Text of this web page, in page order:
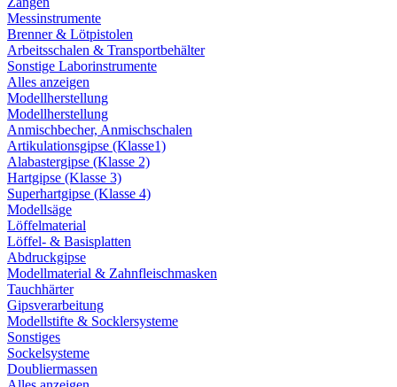
Messinstrumente
Brenner & Lötpistolen
Arbeitsschalen & Transportbehälter
Sonstige Laborinstrumente
Alles anzeigen
Modellherstellung
Modellherstellung
Anmischbecher, Anmischschalen
Artikulationsgipse (Klasse1)
Alabastergipse (Klasse 2)
Hartgipse (Klasse 3)
Superhartgipse (Klasse 4)
Modellsäge
Löffelmaterial
Löffel- & Basisplatten
Abdruckgipse
Modellmaterial & Zahnfleischmasken
Tauchhärter
Gipsverarbeitung
Modellstifte & Socklersysteme
Sonstiges
Sockelsysteme
Doubliermassen